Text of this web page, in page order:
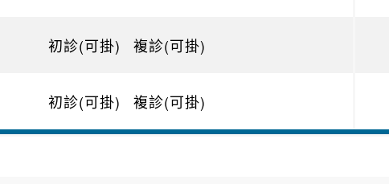
初診(可掛) 複診(可掛)
初診(可掛) 複診(可掛)